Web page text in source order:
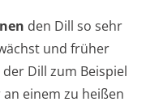
den Dill so sehr
und früher
Dill zum Beispiel
einem zu heißen